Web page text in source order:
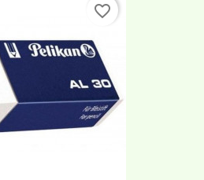
favorite_border